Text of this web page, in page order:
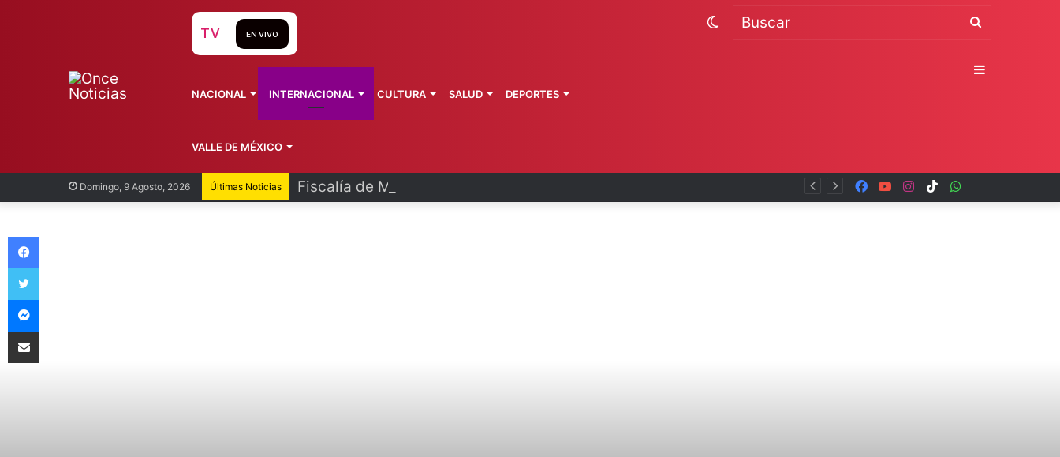
Domingo, 9 Agosto, 2026 Últimas Noticias Fiscalía de Morelos investiga explosión de pipa TikTok
Instagram
YouTube
Facebook
TV EN VIVO
NACIONAL INTERNACIONAL CULTURA SALUD DEPORTES
VALLE DE MÉXICO
Switch